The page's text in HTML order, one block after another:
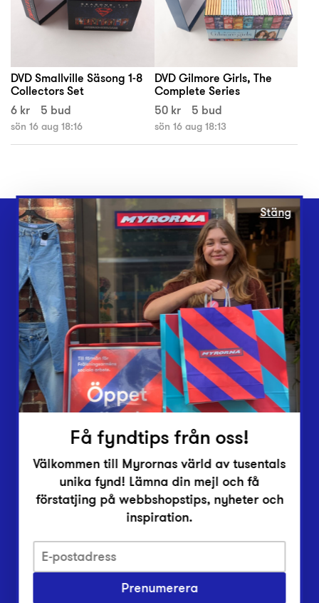
DVD Smallville Säsong 1-8
Collectors Set
6 kr
5 bud
sön 16 aug 18:16
DVD Gilmore Girls, The
Complete Series
50 kr
5 bud
sön 16 aug 18:13
Webbshop
Butiker
Lämna in
Vårt överskott
Inlämningsplatser
Om Myrorna
Lediga jobb
Pressrum
Integritetsskyddspolicy
Har du frågor om onlineköp, leverans eller retur?
Stäng
Få fyndtips från oss!
Välkommen till Myrornas värld av tusentals
unika fynd! Lämna din mejl och få
förstatjing på webbshopstips, nyheter och
inspiration.
Prenumerera